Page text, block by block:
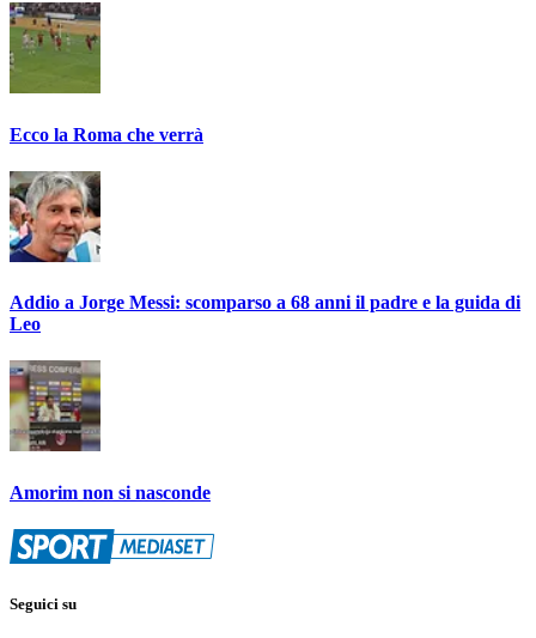
Ecco la Roma che verrà
Addio a Jorge Messi: scomparso a 68 anni il padre e la guida di
Leo
Amorim non si nasconde
Seguici su